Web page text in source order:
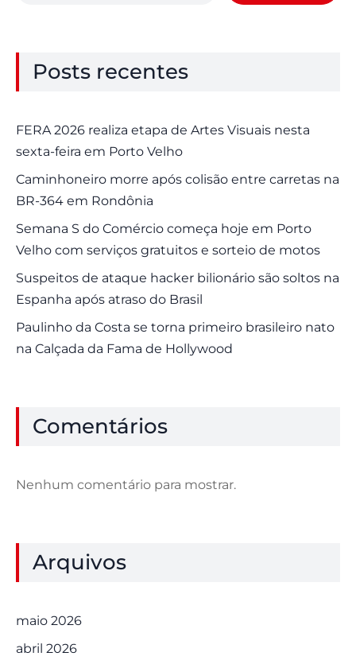
Posts recentes
FERA 2026 realiza etapa de Artes Visuais nesta
sexta-feira em Porto Velho
Caminhoneiro morre após colisão entre carretas na
BR-364 em Rondônia
Semana S do Comércio começa hoje em Porto
Velho com serviços gratuitos e sorteio de motos
Suspeitos de ataque hacker bilionário são soltos na
Espanha após atraso do Brasil
Paulinho da Costa se torna primeiro brasileiro nato
na Calçada da Fama de Hollywood
Comentários
Nenhum comentário para mostrar.
Arquivos
maio 2026
abril 2026